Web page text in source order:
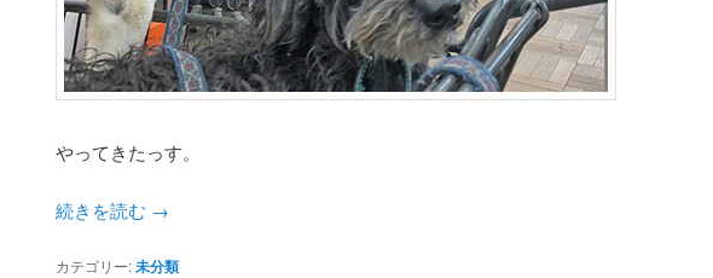
やってきたっす。
続きを読む →
カテゴリー:未分類